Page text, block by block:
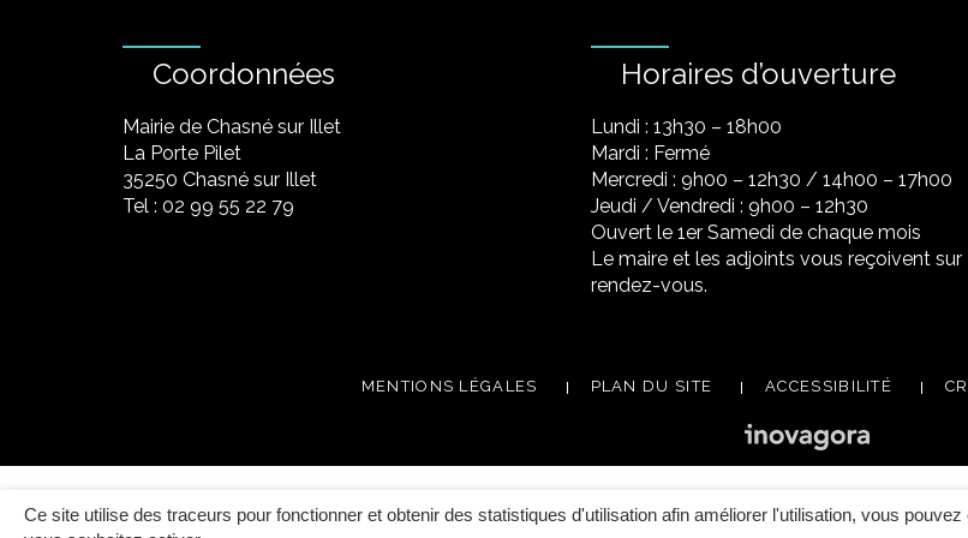
Ce site utilise des traceurs pour fonctionner et obtenir des statistiques d'utilisation afin améliorer l'utilisation, vous
Coordonnées
Mairie de Chasné sur Illet
La Porte Pilet
35250 Chasné sur Illet
Tel : 02 99 55 22 79
Horaires d’ouverture
Lundi : 13h30 – 18h00
Mardi : Fermé
Mercredi : 9h00 – 12h30 / 14h00 – 17h00
Jeudi / Vendredi : 9h00 – 12h30
Ouvert le 1er Samedi de chaque mois
Le maire et les adjoints vous reçoivent sur
rendez-vous.
MENTIONS LÉGALES PLAN DU SITE ACCESSIBILITÉ